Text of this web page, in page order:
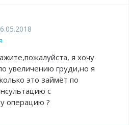
я хочу
увеличению груди,но я
это займёт по
с
операцию ?